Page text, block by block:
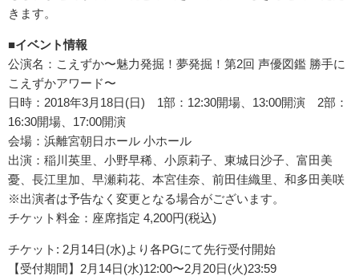
きます。
■イベント情報
公演名：こえずか〜魅力発掘！夢発掘！第2回 声優図鑑 勝手に
こえずかアワード〜
日時：2018年3月18日(日) 1部：12:30開場、13:00開演 2部：
16:30開場、17:00開演
会場：浜離宮朝日ホール 小ホール
出演：稲川英里、小野早稀、小原莉子、東城日沙子、富田美
憂、長江里加、早瀬莉花、本宮佳奈、前田佳織里、和多田美咲
※出演者は予告なく変更となる場合がございます。
チケット料金：座席指定 4,200円(税込)
チケット: 2月14日(水)より各PGにて先行受付開始
【受付期間】2月14日(水)12:00〜2月20日(火)23:59